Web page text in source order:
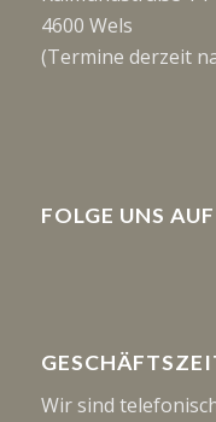
4600 Wels
(Termine derzeit
FOLGE UNS
Wir sind